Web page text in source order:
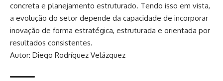
concreta e planejamento estruturado. Tendo isso em vista,
a evolução do setor depende da capacidade de incorporar
inovação de forma estratégica, estruturada e orientada por
resultados consistentes.
Autor: Diego Rodríguez Velázquez